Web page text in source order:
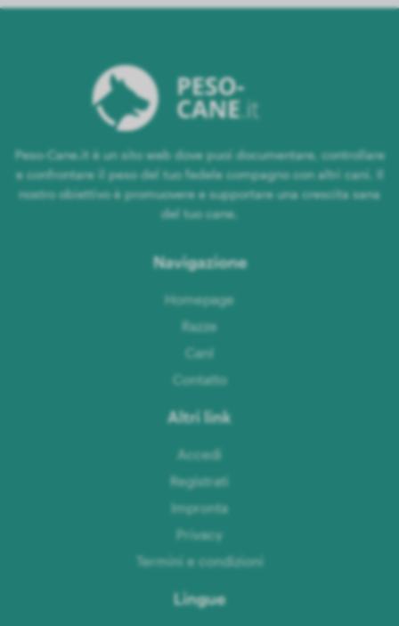
Peso-Cane.it è un sito web dove puoi documentare, controllare
e confrontare il peso del tuo fedele compagno con altri cani. Il
nostro obiettivo è promuovere e supportare una crescita sana
del tuo cane.
Navigazione
Homepage
Razze
CanI
Contatto
Altri link
Accedi
Registrati
Impronta
Privacy
Termini e condizioni
Lingue